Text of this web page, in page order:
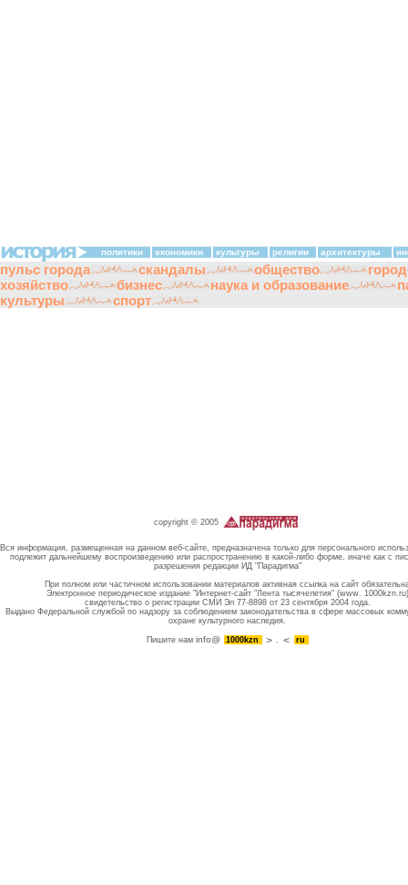
политики экономики культуры религии архитектуры
пульс города скандалы общество
хозяйство
бизнес наука и образование
культуры
спорт
copyright © 2005
Вся информация, размещенная на данном веб-сайте, предназначена только для персонального
подлежит дальнейшему воспроизведению или распространению в какой-либо форме, иначе как с
разрешения редакции ИД "Парадигма"
При полном или частичном использовании материалов активная ссылка на сайт
Электронное периодическое издание "Интернет-сайт "Лента тысячелетия" (www. 1000kzn.ru)
свидетельство о регистрации СМИ Эл 77-8898 от 23 сентября 2004 года.
Выдано Федеральной службой по надзору за соблюдением законодательства в сфере массовых
охране культурного наследия.
Пишите намinfo@ 1000kzn . ru